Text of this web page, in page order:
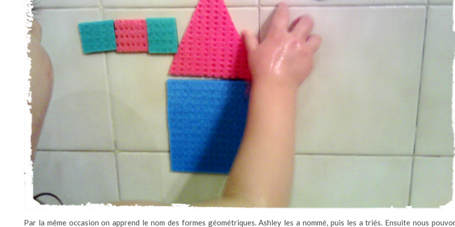
Par la même occasion on apprend le nom des formes géométriques. Ashley les a nommé, puis les a triés. Ensuite nous